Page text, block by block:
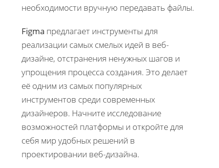
необходимости вручную передавать файлы.
Figma предлагает инструменты для
реализации самых смелых идей в веб-
дизайне, отстранения ненужных шагов и
упрощения процесса создания. Это делает
её одним из самых популярных
инструментов среди современных
дизайнеров. Начните исследование
возможностей платформы и откройте для
себя мир удобных решений в
проектировании веб-дизайна.